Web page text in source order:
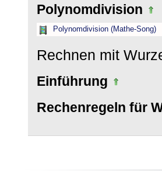
Polynomdivision
Polynomdivision (Mathe-Song)
Rechnen mit
Einführung
Rechenregeln für